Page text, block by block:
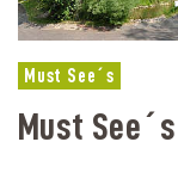
Must See´s
Must See´s